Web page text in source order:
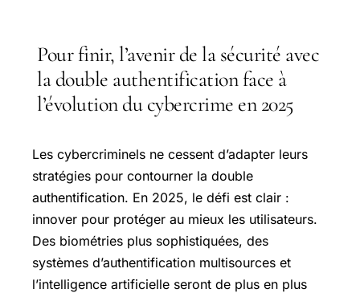
Pour finir, l’avenir de la sécurité avec
la double authentification face à
l’évolution du cybercrime en 2025
Les cybercriminels ne cessent d’adapter leurs
stratégies pour contourner la double
authentification. En 2025, le défi est clair :
innover pour protéger au mieux les utilisateurs.
Des biométries plus sophistiquées, des
systèmes d’authentification multisources et
l’intelligence artificielle seront de plus en plus